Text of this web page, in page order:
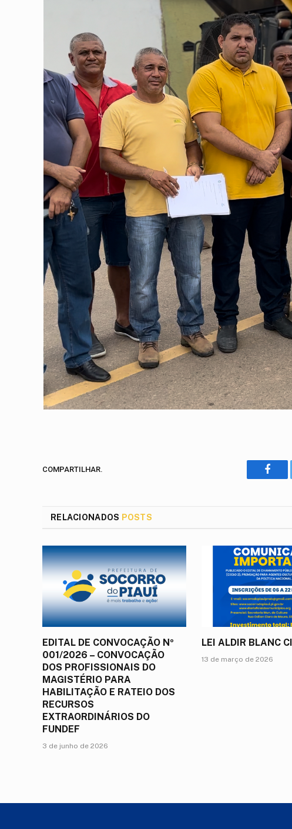
COMPARTILHAR.
RELACIONADOS POSTS
EDITAL DE CONVOCAÇÃO Nº
001/2026 – CONVOCAÇÃO
DOS PROFISSIONAIS DO
MAGISTÉRIO PARA
HABILITAÇÃO E RATEIO DOS
RECURSOS
EXTRAORDINÁRIOS DO
FUNDEF
3 de junho de 2026
LEI ALDIR BLANC
13 de março de 2026